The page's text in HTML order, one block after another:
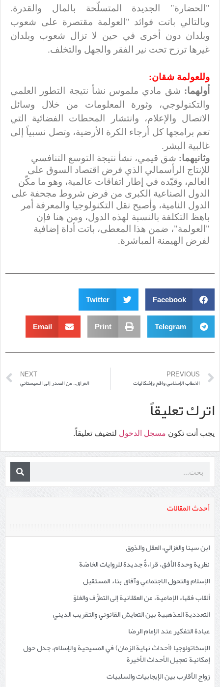
أحدث المقالات
ابن سينا والغزالي، العقل والذوق
نظرية وحدة الأفق، قراءةٌ جديدة للروايات الخاصّة
الإسلام والتحول الاجتماعي وآفاق بناء المستقبل
ألقاب فقهاء الإمامية، من العقلانية إلى التطرُّف والغلوّ
التعددية المذهبية بين التعايش القانوني والتقريب الديني
عبادة التفكير عند الإمام الرضا
الإسخاتولوجيا (أحداث نهاية الزمان) في المسيحية والإسلام، جدل حول
إمكانية تعجيل الأحداث الأخيرة
زواج الأقارب بين الإيجابيات والسلبيات
"الحضارة" الجديدة المتسلّحة بالمال والقدرة.
وبالتالي باتت فوائد "العولمة مقتصرة على شعوب
وبلدان دون أخرى في حين لا تزال شعوب وبلدان
غيرها ترزح تحت نير الفقر والجهل والتخلف.
وللعولمة شقان:
أولهما: شق مادي ملموس نشأ نتيجة التطور العلمي
والتكنولوجي، وثورة المعلومات من خلال وسائل
الاتصال والإعلام، وانتشار المحطات الفضائية التي
تعم برامجها كل أرجاء الكرة الأرضية، وتصل نسبياً إلى
غالبية البشر.
وثانيهما: شق قيمي، نشأ نتيجة التوسع التنافسي
للإنتاج الرأسمالي الذي فرض اقتصاد السوق على
العالم، وقيّده في إطار اتفاقات عالمية، وهو ما مكّن
الدول الصناعية الكبرى من فرض شروط مجحفة على
الدول النامية، وأصبح نقل التكنولوجيا والمعرفة أمر
باهظ التكلفة بالنسبة لهذه الدول، ومن هنا فإن
"العولمة"، ضمن هذا المعطى، باتت أداة إضافية
لفرض الهيمنة المباشرة.
Facebook
Twitter
Telegram
Print
Email
PREVIOUS
الخطاب الإسلامي واقع وإشكاليات
NEXT
العراق.. من الصدر إلى السيستاني
اترك تعليقاً
يجب أنت تكون مسجل الدخول لتضيف تعليقاً.